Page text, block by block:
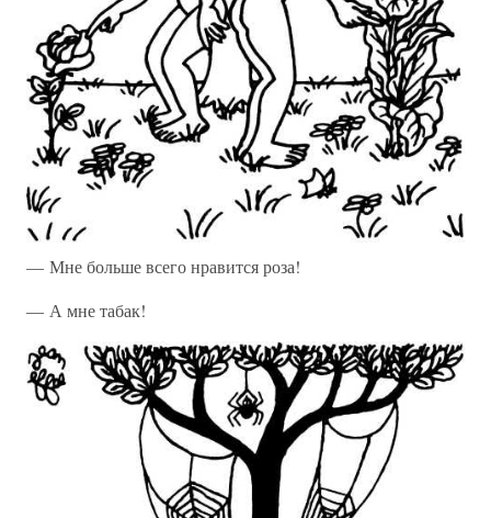
— Мне больше всего нравится роза!
— А мне табак!